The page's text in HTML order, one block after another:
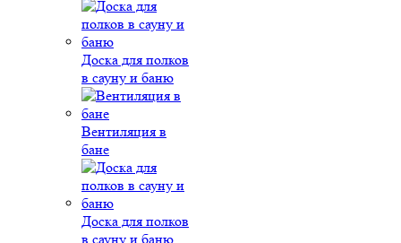
Доска для полков
в сауну и баню
Вентиляция в
бане
Доска для полков
в сауну и баню